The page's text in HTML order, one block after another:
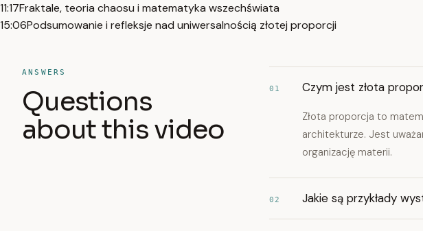
11:17Fraktale, teoria chaosu i matematyka wszechświata
15:06Podsumowanie i refleksje nad uniwersalnością złotej proporcji
ANSWERS
Questions
about this video
01 Czym jest złota
Złota proporcja to
architekturze. Jest
organizację materii.
02 Jakie są przykłady